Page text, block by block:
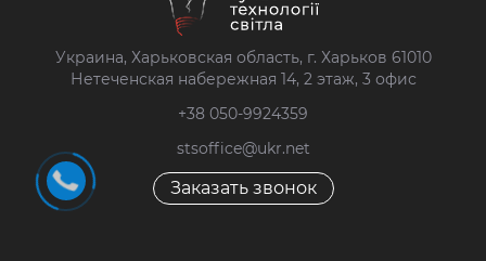
Украина, Харьковская область, г. Харьков 61010
Нетеченская набережная 14, 2 этаж, 3 офис
+38 050-9924359
stsoffice@ukr.net
Заказать звонок